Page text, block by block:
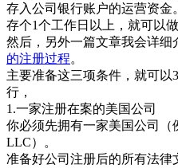
存入公司银行账户的运营资金
存个1个工作日以上，就可以做
然后，另外一篇文章我会详
的注册过程。
主要准备这三项条件，就可以
行，
1.一家注册在案的美国公司
你必须先拥有一家美国公司（
LLC）。
准备好公司注册后的所有法律